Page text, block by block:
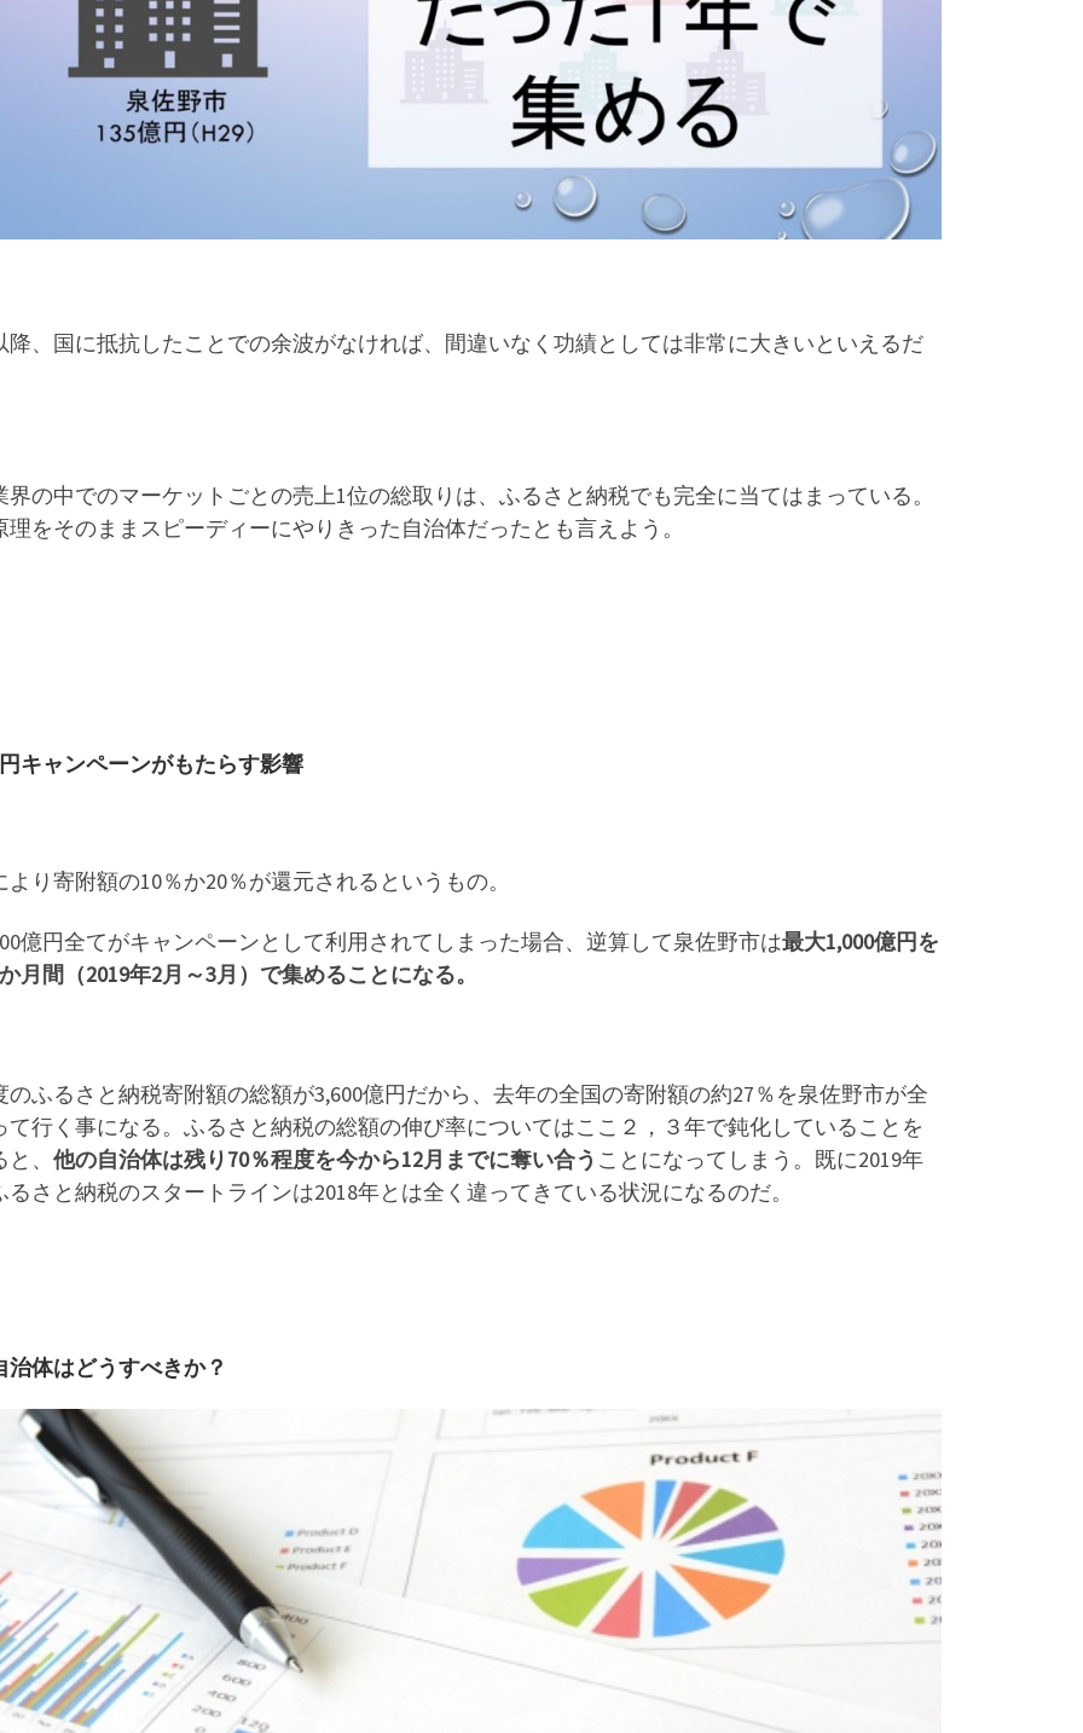
降、国に抵抗したことでの余波がなければ、間違いなく功績としては非常に大きいといえるだ
界の中でのマーケットごとの売上1位の総取りは、ふるさと納税でも完全に当てはまっている。
理をそのままスピーディーにやりきった自治体だったとも言えよう。
キャンペーンがもたらす影響
より寄附額の10％か20％が還元されるというもの。
億円全てがキャンペーンとして利用されてしまった場合、逆算して泉佐野市は最大1,000億円を
月間（2019年2月～3月）で集めることになる。
のふるさと納税寄附額の総額が3,600億円だから、去年の全国の寄附額の約27％を泉佐野市が全
て行く事になる。ふるさと納税の総額の伸び率についてはここ２，３年で鈍化していることを
、 他の自治体は残り70％程度を今から12月までに奪い合う ことになってしまう。既に2019年
るさと納税のスタートラインは2018年とは全く違ってきている状況になるのだ。
治体はどうすべきか？